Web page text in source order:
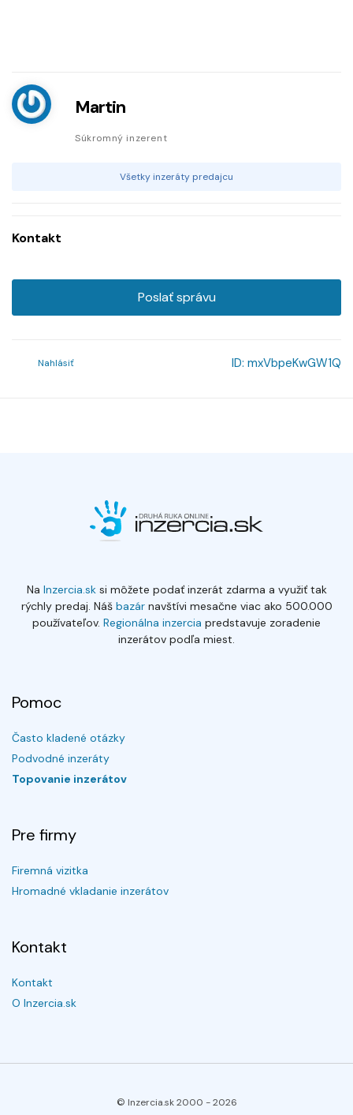
Martin
Súkromný inzerent
Všetky inzeráty predajcu
Kontakt
Poslať správu
Nahlásiť ID: mxVbpeKwGW1Q
Na Inzercia.sksi môžete podať inzerát zdarma a využiť tak
rýchly predaj. Náš bazárnavštívi mesačne viac ako 500.000
používateľov. Regionálna inzercia predstavuje zoradenie
inzerátov podľa miest.
Pomoc
Často kladené otázky
Podvodné inzeráty
Topovanie inzerátov
Pre firmy
Firemná vizitka
Hromadné vkladanie inzerátov
Kontakt
Kontakt
O Inzercia.sk
© Inzercia.sk 2000 -2026